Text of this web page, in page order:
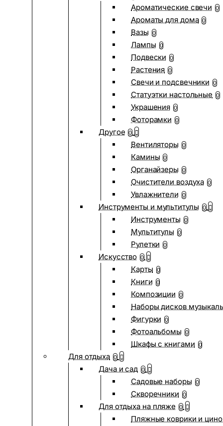
Ароматические свечи 0
Ароматы для дома 0
Вазы 0
Лампы 0
Подвески 0
Растения 0
Свечи и подсвечники 0
Статуэтки настольные 0
Украшения 0
Фоторамки 0
Другое 0
Вентиляторы 0
Камины 0
Органайзеры 0
Очистители воздуха 0
Увлажнители 0
Инструменты и мультитулы 0
Инструменты 0
Мультитулы 0
Рулетки 0
Искусство 0
Карты 0
Книги 0
Композиции 0
Наборы дисков
Фигурки 0
Фотоальбомы 0
Шкафы с книгами 0
Для отдыха 0
Дача и сад 0
Садовые наборы 0
Скворечники 0
Для отдыха на пляже 0
Пляжные коврики и